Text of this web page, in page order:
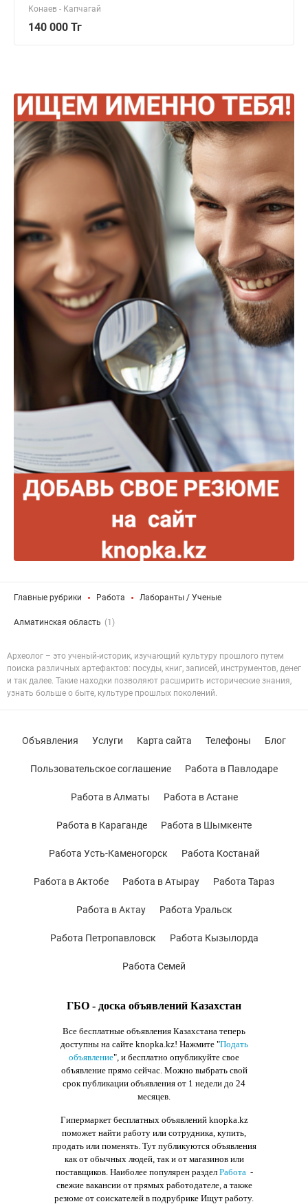
140 000 Тг
Конаев - Капчагай
Главные рубрики Работа Лаборанты / Ученые
Алматинская область (1)
Археолог – это ученый-историк, изучающий культуру прошлого путем
поиска различных артефактов: посуды, книг, записей, инструментов, денег
и так далее. Такие находки позволяют расширить исторические знания,
узнать больше о быте, культуре прошлых поколений.
ГБО - доска объявлений Казахстан
Все бесплатные объявления Казахстана теперь
доступны на сайте knopka.kz! Нажмите "Подать
объявление", и бесплатно опубликуйте свое
объявление прямо сейчас. Можно выбрать свой
срок публикации объявления от 1 недели до 24
месяцев.
Гипермаркет бесплатных объявлений knopka.kz
поможет найти работу или сотрудника, купить,
продать или поменять. Тут публикуются объявления
как от обычных людей, так и от магазинов или
поставщиков. Наиболее популярен раздел Работа-
свежие вакансии от прямых работодателе, а также
резюме от соискателей в подрубрике Ищут работу.
Объявления Услуги Карта сайта Телефоны Блог
Пользовательское соглашение Работа в Павлодаре
Работа в Алматы Работа в Астане
Работа в Караганде Работа в Шымкенте
Работа Усть-Каменогорск Работа Костанай
Работа в Актобе Работа в Атырау Работа Тараз
Работа в Актау Работа Уральск
Работа Петропавловск Работа Кызылорда
Работа Семей